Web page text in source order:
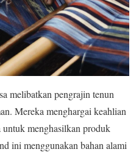
melibatkan pengrajin tenun
Mereka menghargai keahlian
untuk menghasilkan produk
ini menggunakan bahan alami